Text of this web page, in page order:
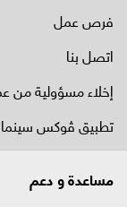
فرص عمل
اتصل بنا
إخلاء مسؤولية من
تطبيق ڤوكس سينما
مساعدة و دعم